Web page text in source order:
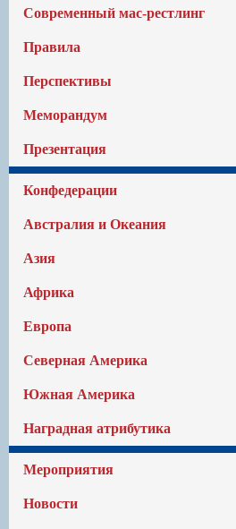
Современный мас-рестлинг
Правила
Перспективы
Меморандум
Презентация
Конфедерации
Австралия и Океания
Азия
Африка
Европа
Северная Америка
Южная Америка
Наградная атрибутика
Мероприятия
Новости